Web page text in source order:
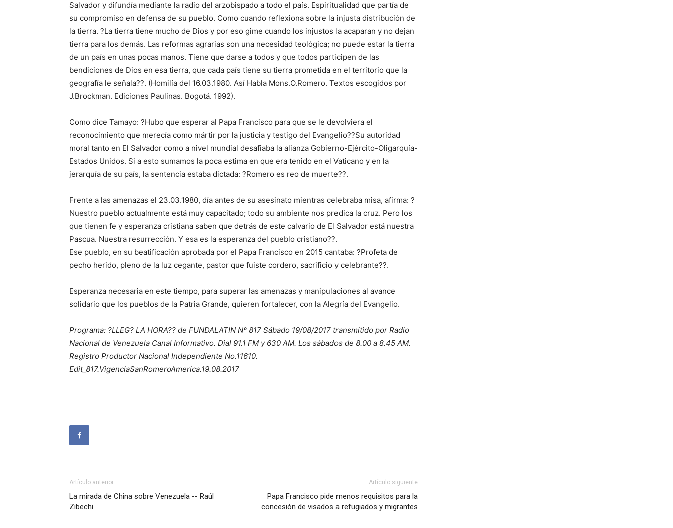
Salvador y difundía mediante la radio del arzobispado a todo el país. Espiritualidad que partía de
su compromiso en defensa de su pueblo. Como cuando reflexiona sobre la injusta distribución de
la tierra. ?La tierra tiene mucho de Dios y por eso gime cuando los injustos la acaparan y no dejan
tierra para los demás. Las reformas agrarias son una necesidad teológica; no puede estar la tierra
de un país en unas pocas manos. Tiene que darse a todos y que todos participen de las
bendiciones de Dios en esa tierra, que cada país tiene su tierra prometida en el territorio que la
geografía le señala??. (Homilía del 16.03.1980. Así Habla Mons.O.Romero. Textos escogidos por
J.Brockman. Ediciones Paulinas. Bogotá. 1992).
Como dice Tamayo: ?Hubo que esperar al Papa Francisco para que se le devolviera el
reconocimiento que merecía como mártir por la justicia y testigo del Evangelio??Su autoridad
moral tanto en El Salvador como a nivel mundial desafiaba la alianza Gobierno-Ejército-Oligarquía-
Estados Unidos. Si a esto sumamos la poca estima en que era tenido en el Vaticano y en la
jerarquía de su país, la sentencia estaba dictada: ?Romero es reo de muerte??.
Frente a las amenazas el 23.03.1980, día antes de su asesinato mientras celebraba misa, afirma: ?
Nuestro pueblo actualmente está muy capacitado; todo su ambiente nos predica la cruz. Pero los
que tienen fe y esperanza cristiana saben que detrás de este calvario de El Salvador está nuestra
Pascua. Nuestra resurrección. Y esa es la esperanza del pueblo cristiano??.
Ese pueblo, en su beatificación aprobada por el Papa Francisco en 2015 cantaba: ?Profeta de
pecho herido, pleno de la luz cegante, pastor que fuiste cordero, sacrificio y celebrante??.
Esperanza necesaria en este tiempo, para superar las amenazas y manipulaciones al avance
solidario que los pueblos de la Patria Grande, quieren fortalecer, con la Alegría del Evangelio.
Programa: ?LLEG? LA HORA?? de FUNDALATIN Nº 817 Sábado 19/08/2017 transmitido por Radio
Nacional de Venezuela Canal Informativo. Dial 91.1 FM y 630 AM. Los sábados de 8.00 a 8.45 AM.
Registro Productor Nacional Independiente No.11610.
Edit_817.VigenciaSanRomeroAmerica.19.08.2017
Artículo anterior
La mirada de China sobre Venezuela -- Raúl
Zibechi
Artículo siguiente
Papa Francisco pide menos requisitos para la
concesión de visados a refugiados y migrantes